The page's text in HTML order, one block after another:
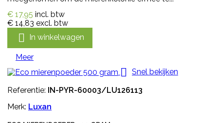
€ 17,95 incl. btw
€ 14,83 excl. btw
 In winkelwagen
Meer
 Snel bekijken
Referentie: IN-PYR-60003/LU126113
Merk: Luxan